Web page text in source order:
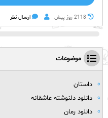
2118 روز پيش ارسال نظر
موضوعات
داستان
دانلود دلنوشته عاشقانه
دانلود رمان